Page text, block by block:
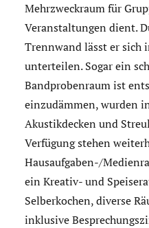
Mehrzweckraum für
Veranstaltungen dient.
Trennwand lässt er sich
unterteilen. Sogar ein
Bandprobenraum ist
einzudämmen, wurden
Akustikdecken und
Verfügung stehen
Hausaufgaben-/
ein Kreativ- und
Selberkochen, diverse
inklusive